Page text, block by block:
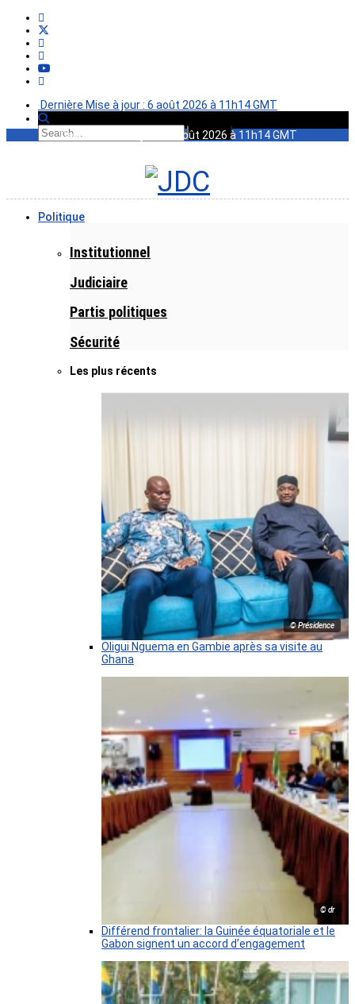
Dernière Mise à jour : 6 août 2026 à 11h14 GMT
Dernière Mise à jour : 6 août 2026 à 11h14 GMT
Politique
Institutionnel
Judiciaire
Partis politiques
Sécurité
Les plus récents
© Présidence
Oligui Nguema en Gambie après sa visite au
Ghana
© dr
Différend frontalier: la Guinée équatoriale et le
Gabon signent un accord d’engagement